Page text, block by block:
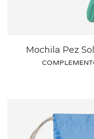
Mochila Pez